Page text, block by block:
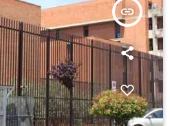
insert_link